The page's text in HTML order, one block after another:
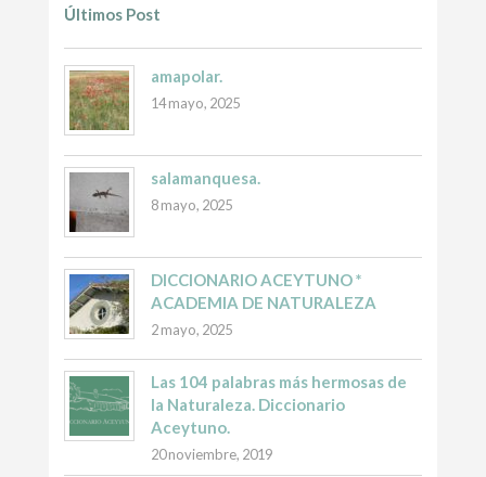
Últimos Post
amapolar.
14 mayo, 2025
salamanquesa.
8 mayo, 2025
DICCIONARIO ACEYTUNO *
ACADEMIA DE NATURALEZA
2 mayo, 2025
Las 104 palabras más hermosas de
la Naturaleza. Diccionario
Aceytuno.
20 noviembre, 2019